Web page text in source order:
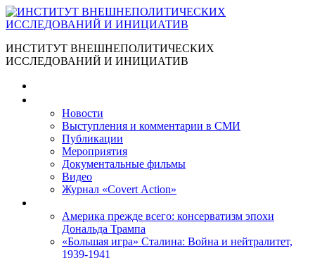
ИНСТИТУТ ВНЕШНЕПОЛИТИЧЕСКИХ
ИССЛЕДОВАНИЙ И ИНИЦИАТИВ
Новости
Выступления и коммента­рии в СМИ
Публикации
Мероприятия
Документальные фильмы
Видео
Журнал «Covert Action»
Америка прежде всего: консерватизм эпохи
Дональда Трампа
«Большая игра» Сталина: Война и нейтралитет,
1939-1941